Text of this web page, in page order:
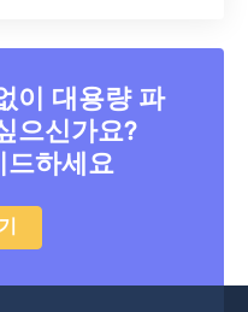
이 대용량 파
으신가요?
드하세요